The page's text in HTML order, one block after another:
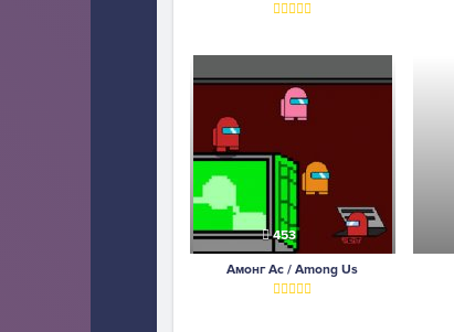
453
Амонг Ас / Among Us